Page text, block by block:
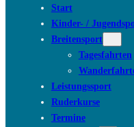
Start
Kinder- /
Breitensport
Tagesfahrten
Leistungssport
Ruderkurse
Termine